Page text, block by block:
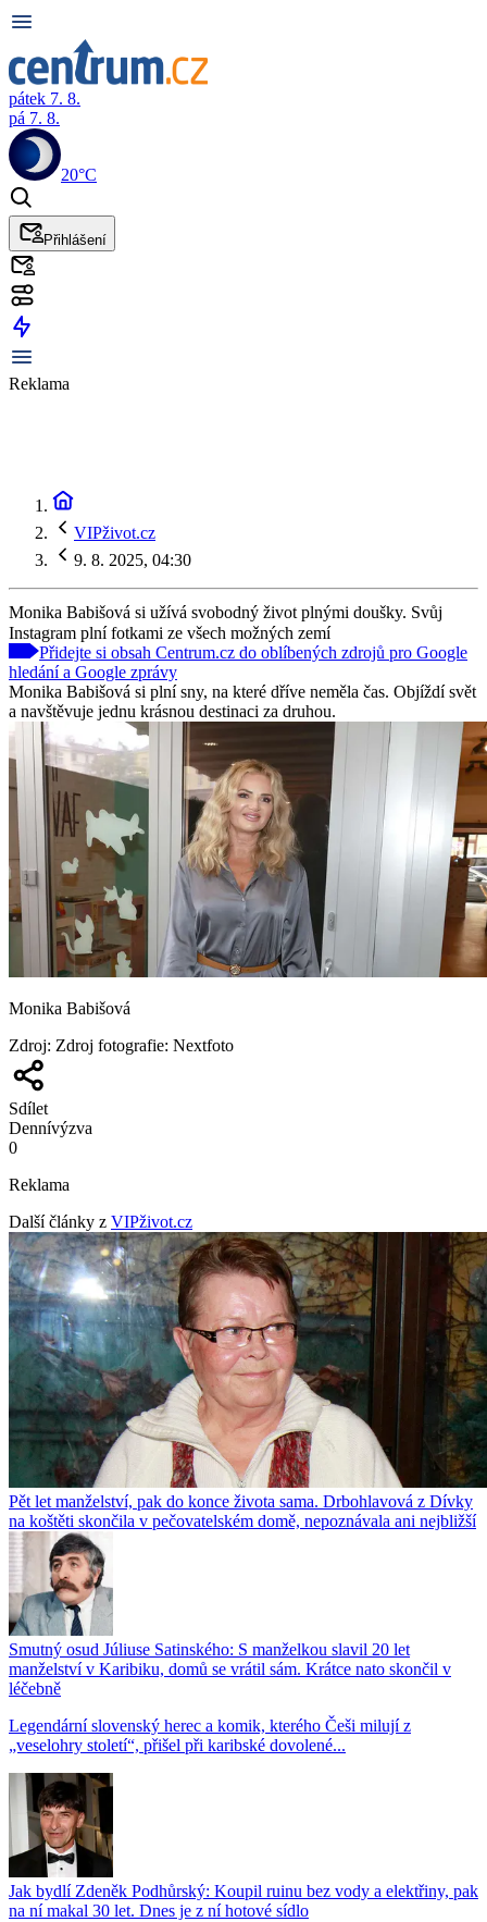
pátek 7. 8.
pá 7. 8.
20°C
Přihlášení
Reklama
VIPživot.cz
9. 8. 2025, 04:30
Monika Babišová si užívá svobodný život plnými doušky. Svůj
Instagram plní fotkami ze všech možných zemí
Přidejte si obsah Centrum.cz do oblíbených zdrojů pro Google
hledání a Google zprávy
Monika Babišová si plní sny, na které dříve neměla čas. Objíždí svět
a navštěvuje jednu krásnou destinaci za druhou.
Monika Babišová
Zdroj: Zdroj fotografie: Nextfoto
Sdílet
Dennívýzva
0
Reklama
Další články z VIPživot.cz
Pět let manželství, pak do konce života sama. Drbohlavová z Dívky
na koštěti skončila v pečovatelském domě, nepoznávala ani nejbližší
Smutný osud Júliuse Satinského: S manželkou slavil 20 let
manželství v Karibiku, domů se vrátil sám. Krátce nato skončil v
léčebně
Legendární slovenský herec a komik, kterého Češi milují z
„veselohry století“, přišel při karibské dovolené...
Jak bydlí Zdeněk Podhůrský: Koupil ruinu bez vody a elektřiny, pak
na ní makal 30 let. Dnes je z ní hotové sídlo